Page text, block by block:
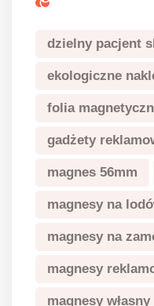
dzielny pacjent
ekologiczne
folia
gadżety
magnes 56mm
magnesy na
magnesy na
magnesy
magnesy